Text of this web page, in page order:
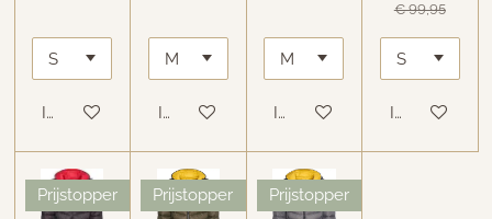
In winkelwagenIn winkelwagenIn winkelwagen
€ 99,95
In
Prijstopper Prijstopper Prijstopper